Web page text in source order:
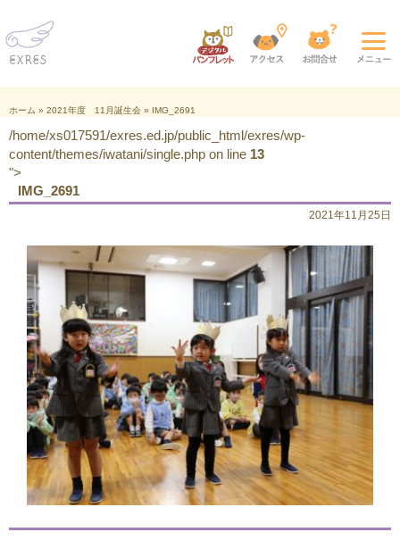
ホーム » 2021年度 11月誕生会 » IMG_2691
/home/xs017591/exres.ed.jp/public_html/exres/wp-
content/themes/iwatani/single.php on line 13
">
IMG_2691
2021年11月25日